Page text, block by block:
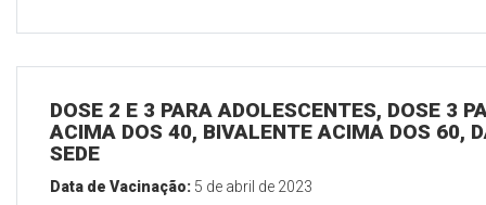
DOSE 2 E 3 PARA ADOLESCENTES, DOSE 3
ACIMA DOS 40, BIVALENTE ACIMA DOS 60,
SEDE
Data de Vacinação: 5 de abril de 2023